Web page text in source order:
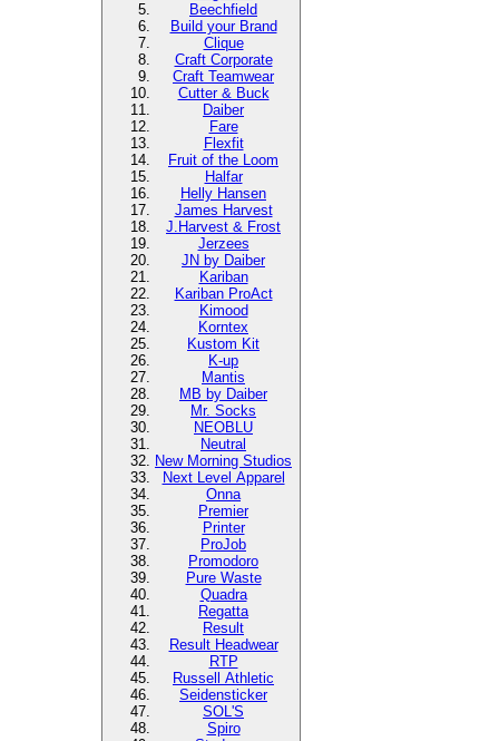
Beechfield
Build your Brand
Clique
Craft Corporate
Craft Teamwear
Cutter & Buck
Daiber
Fare
Flexfit
Fruit of the Loom
Halfar
Helly Hansen
James Harvest
J.Harvest & Frost
Jerzees
JN by Daiber
Kariban
Kariban ProAct
Kimood
Korntex
Kustom Kit
K-up
Mantis
MB by Daiber
Mr. Socks
NEOBLU
Neutral
New Morning Studios
Next Level Apparel
Onna
Premier
Printer
ProJob
Promodoro
Pure Waste
Quadra
Regatta
Result
Result Headwear
RTP
Russell Athletic
Seidensticker
SOL'S
Spiro